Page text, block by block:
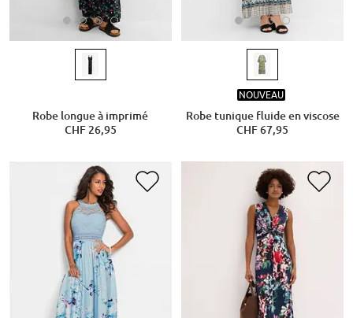
Robe longue à imprimé
CHF 26,95
NOUVEAU
Robe tunique fluide en viscose
CHF 67,95